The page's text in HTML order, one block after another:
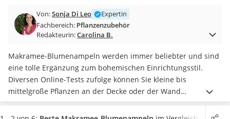
Split-Klimaanlage 2 Innengeräte
Pelletofen
Bohrmaschine
Fliesenschneider
Hochdruckreiniger
Doppelschleifer
Überwachungskamera
Benzinrasenmäher mit Elektrostart
Von:Sonja Di Leo
Expertin
Fachbereich: Pflanzenzubehör
Redakteurin:Carolina B.
Makramee-Blumenampeln werden immer beliebter und sind
eine tolle Ergänzung zum bohemischen Einrichtungsstil.
Diversen Online-Tests zufolge können Sie kleine bis
mittelgroße Pflanzen an der Decke oder der Wand
aufhängen. Sollten Sie Haustiere haben, ist dieAufhängung
der Pflanzen außerhalb der Reichweite der Tierevon Vorteil,